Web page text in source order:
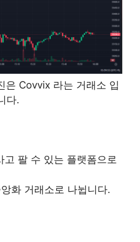
은 Covvix라는 거래소 입
다.
고 팔 수 있는 플랫폼으로
화 거래소로 나뉩니다.